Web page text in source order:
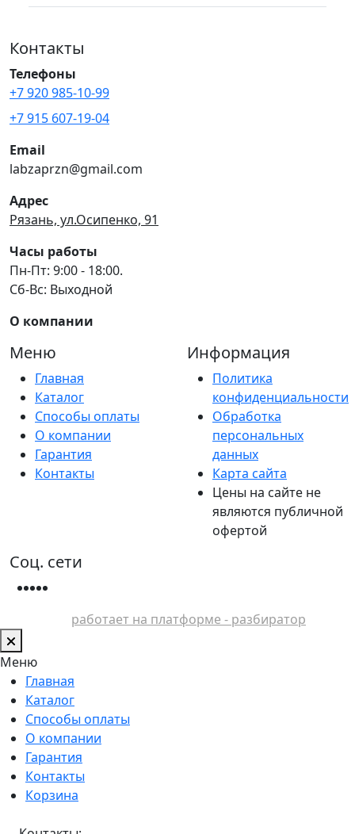
Контакты
Телефоны
+7 920 985-10-99
+7 915 607-19-04
Email
labzaprzn@gmail.com
Адрес
Рязань, ул.Осипенко, 91
Часы работы
Пн-Пт: 9:00 - 18:00.
Сб-Вс: Выходной
О компании
Меню
Главная
Каталог
Способы оплаты
О компании
Гарантия
Контакты
Информация
Политика
конфиденциальности
Обработка
персональных
данных
Карта сайта
Цены на сайте не
являются публичной
офертой
Соц. сети
работает на платформе - разбиратор
Меню
Главная
Каталог
Способы оплаты
О компании
Гарантия
Контакты
Корзина